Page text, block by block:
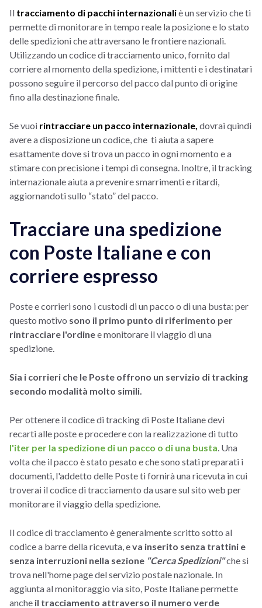
Il tracciamento di pacchi internazionaliè un servizio che ti
permette di monitorare in tempo reale la posizione e lo stato
delle spedizioni che attraversano le frontiere nazionali.
Utilizzando un codice di tracciamento unico, fornito dal
corriere al momento della spedizione, i mittenti e i destinatari
possono seguire il percorso del pacco dal punto di origine
fino alla destinazione finale.
Se vuoi rintracciare un pacco internazionale, dovrai quindi
avere a disposizione un codice, che ti aiuta a sapere
esattamente dove si trova un pacco in ogni momento e a
stimare con precisione i tempi di consegna. Inoltre, il tracking
internazionale aiuta a prevenire smarrimenti e ritardi,
aggiornandoti sullo “stato” del pacco.
Tracciare una spedizione
con Poste Italiane e con
corriere espresso
Poste e corrieri sono i custodi di un pacco o di una busta: per
questo motivo sono il primo punto di riferimento per
rintracciare l'ordinee monitorare il viaggio di una
spedizione.
Sia i corrieri che le Poste offrono un servizio di tracking
secondo modalità molto simili.
Per ottenere il codice di tracking di Poste Italiane devi
recarti alle poste e procedere con la realizzazione di tutto
l'iter per la spedizione di un pacco o di una busta. Una
volta che il pacco è stato pesato e che sono stati preparati i
documenti, l'addetto delle Poste ti fornirà una ricevuta in cui
troverai il codice di tracciamento da usare sul sito web per
monitorare il viaggio della spedizione.
Il codice di tracciamento è generalmente scritto sotto al
codice a barre della ricevuta, eva inserito senza trattini e
senza interruzioni nella sezione "Cerca Spedizioni"che si
trova nell'home page del servizio postale nazionale. In
aggiunta al monitoraggio via sito, Poste Italiane permette
anche il tracciamento attraverso il numero verde